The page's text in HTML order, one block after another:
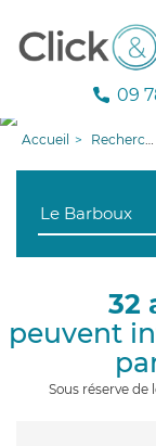
09
Accueil Recherche aide à domicile
32
peuvent
Sous réserve